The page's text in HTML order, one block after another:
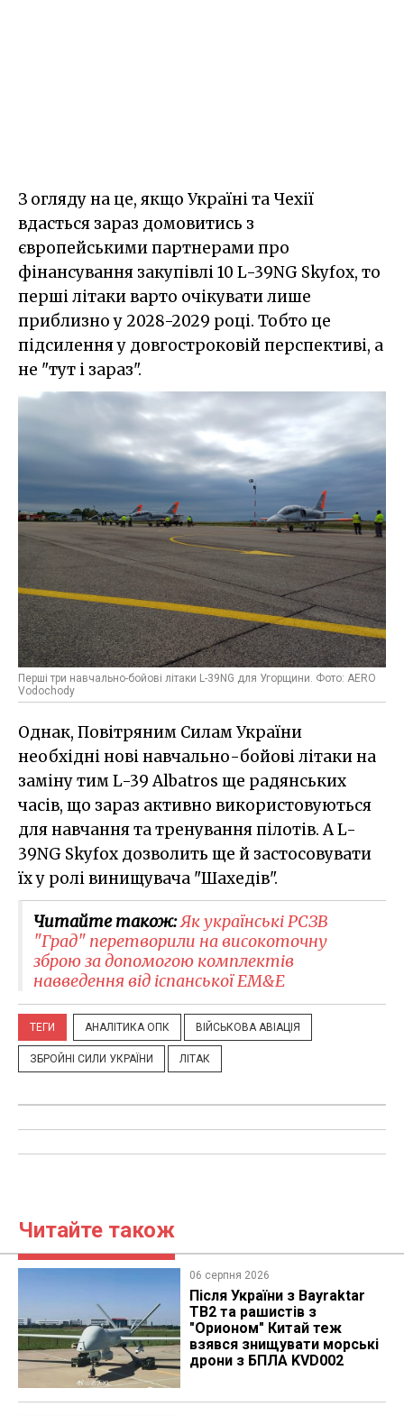
З огляду на це, якщо Україні та Чехії
вдасться зараз домовитись з
європейськими партнерами про
фінансування закупівлі 10 L-39NG Skyfox, то
перші літаки варто очікувати лише
приблизно у 2028-2029 році. Тобто це
підсилення у довгостроковій перспективі, а
не "тут і зараз".
Перші три навчально-бойові літаки L-39NG для Угорщини. Фото: AERO
Vodochody
Однак, Повітряним Силам України
необхідні нові навчально-бойові літаки на
заміну тим L-39 Albatros ще радянських
часів, що зараз активно використовуються
для навчання та тренування пілотів. А L-
39NG Skyfox дозволить ще й застосовувати
їх у ролі винищувача "Шахедів".
Читайте також:Як українські РСЗВ
"Град" перетворили на високоточну
зброю за допомогою комплектів
навведення від іспанської EM&E
ТЕГИ АНАЛІТИКА ОПК ВІЙСЬКОВА АВІАЦІЯ
ЗБРОЙНІ СИЛИ УКРАЇНИ ЛІТАК
Читайте також
06 серпня 2026
Після України з Bayraktar
TB2 та рашистів з
"Орионом" Китай теж
взявся знищувати морські
дрони з БПЛА KVD002